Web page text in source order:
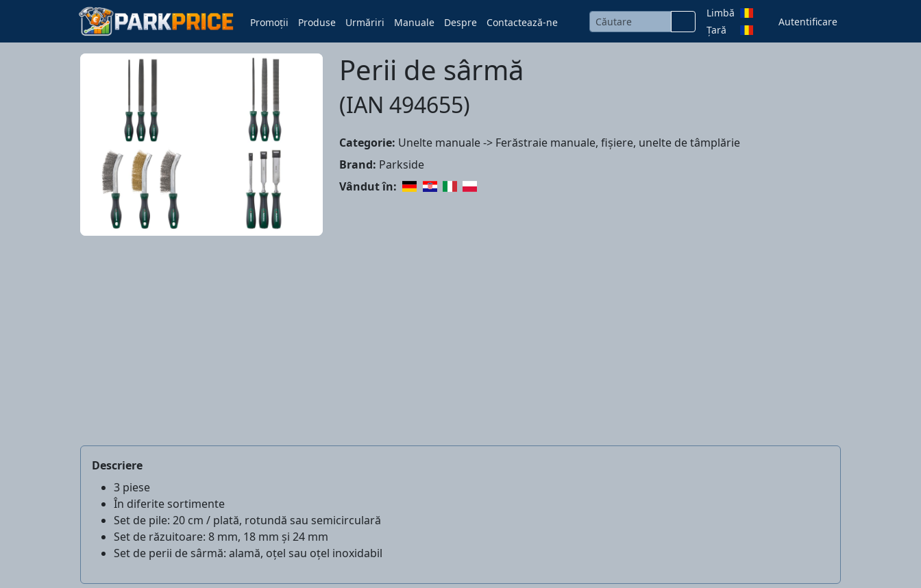
Promoții Produse Urmăriri Manuale Despre Contactează-ne
Limbă
Țară
Autentificare
Perii de sârmă
(IAN 494655)
Categorie: Unelte manuale -> Ferăstraie manuale, fișiere, unelte de tâmplărie
Brand: Parkside
Vândut în:
Descriere
3 piese
În diferite sortimente
Set de pile: 20 cm / plată, rotundă sau semicirculară
Set de răzuitoare: 8 mm, 18 mm și 24 mm
Set de perii de sârmă: alamă, oțel sau oțel inoxidabil